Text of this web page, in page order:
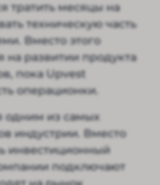
тратить месяцы на
техническую часть
Вместо этого
на развитии продукта
пока Upvest
операционки.
одним из самых
индустрии. Вместо
инвестиционный
подключают